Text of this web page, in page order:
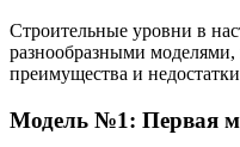
Строительные уровни в
разнообразными моделями,
преимущества и
Модель №1: Первая